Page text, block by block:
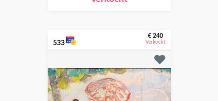
533
€ 240
Verkocht